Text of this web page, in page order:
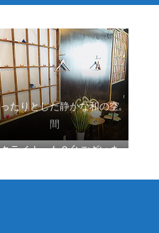
たりとした静かな和の空
間
ライナーも２台ございま